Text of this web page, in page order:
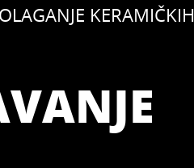
KERAMIČKIH